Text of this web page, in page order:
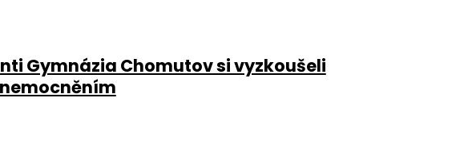
Gymnázia Chomutov si vyzkoušeli